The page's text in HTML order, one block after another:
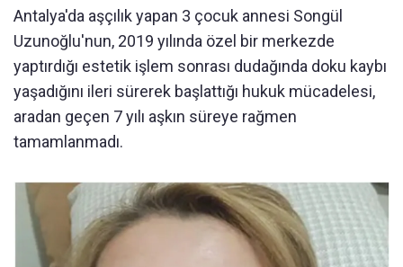
Antalya'da aşçılık yapan 3 çocuk annesi Songül
Uzunoğlu'nun, 2019 yılında özel bir merkezde
yaptırdığı estetik işlem sonrası dudağında doku kaybı
yaşadığını ileri sürerek başlattığı hukuk mücadelesi,
aradan geçen 7 yılı aşkın süreye rağmen
tamamlanmadı.